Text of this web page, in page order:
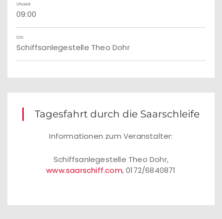
Uhrzeit:
09:00
Ort:
Schiffsanlegestelle Theo Dohr
Tagesfahrt durch die Saarschleife
Informationen zum Veranstalter:
Schiffsanlegestelle Theo Dohr,
www.saarschiff.com, 0172/6840871